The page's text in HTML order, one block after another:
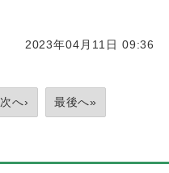
2023年04月11日 09:36
次へ› 最後へ»